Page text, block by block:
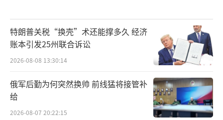
特朗普关税“换壳”术还能撑多久 经济
账本引发25州联合诉讼
2026-08-08 13:30:14
俄军后勤为何突然换帅 前线猛将接管补
给
2026-08-07 20:22:15